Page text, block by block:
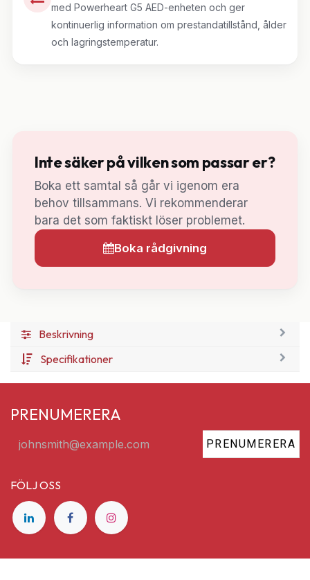
med Powerheart G5 AED-enheten och ger
kontinuerlig information om prestandatillstånd, ålder
och lagringstemperatur.
Inte säker på vilken som passar er?
Boka ett samtal så går vi igenom era
behov tillsammans. Vi rekommenderar
bara det som faktiskt löser problemet.
Boka rådgivning
Beskrivning
Specifikationer
PRENUMERERA
PRENUMERERA
FÖLJ OSS